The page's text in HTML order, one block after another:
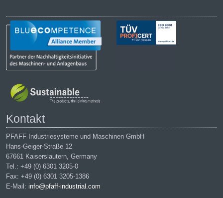
Kontakt
PFAFF Industriesysteme und Maschinen GmbH
Hans-Geiger-Straße 12
67661 Kaiserslautern, Germany
Tel.: +49 (0) 6301 3205-0
Fax: +49 (0) 6301 3205-1386
E-Mail: info@pfaff-industrial.com